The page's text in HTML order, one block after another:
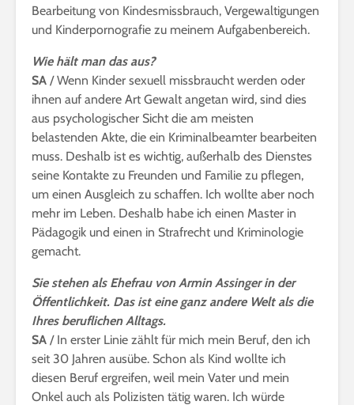
Bearbeitung von Kindesmissbrauch, Vergewaltigungen
und Kinderpornografie zu meinem Aufgabenbereich.
Wie hält man das aus?
SA / Wenn Kinder sexuell missbraucht werden oder
ihnen auf andere Art Gewalt angetan wird, sind dies
aus psychologischer Sicht die am meisten
belastenden Akte, die ein Kriminalbeamter bearbeiten
muss. Deshalb ist es wichtig, außerhalb des Dienstes
seine Kontakte zu Freunden und Familie zu pflegen,
um einen Ausgleich zu schaffen. Ich wollte aber noch
mehr im Leben. Deshalb habe ich einen Master in
Pädagogik und einen in Strafrecht und Kriminologie
gemacht.
Sie stehen als Ehefrau von Armin Assinger in der
Öffentlichkeit. Das ist eine ganz andere Welt als die
Ihres beruflichen Alltags.
SA / In erster Linie zählt für mich mein Beruf, den ich
seit 30 Jahren ausübe. Schon als Kind wollte ich
diesen Beruf ergreifen, weil mein Vater und mein
Onkel auch als Polizisten tätig waren. Ich würde